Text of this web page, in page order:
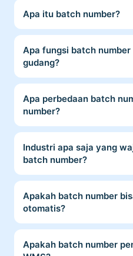
Apa itu batch number?
Apa fungsi batch
gudang?
Apa perbedaan batch
number?
Industri apa saja yang
batch number?
Apakah batch number
otomatis?
Apakah batch number